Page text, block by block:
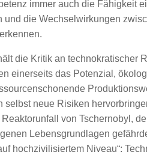
immer auch die Fähigkeit
die Wechselwirkungen
die Kritik an technokratischer
einerseits das Potenzial,
neue Risiken
von Tschernobyl,
Lebensgrundlagen
hochzivilisiertem Niveau“: